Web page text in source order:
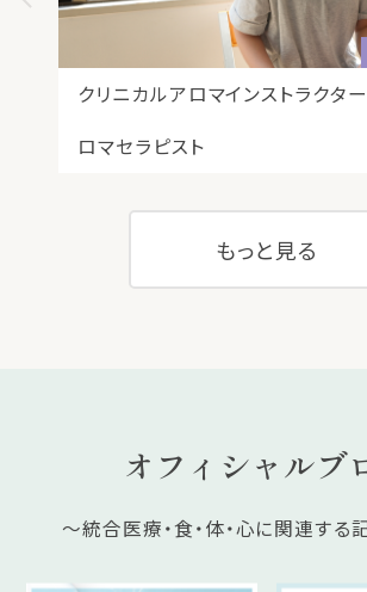
クリニカルアロマインストラクター
ロマセラピスト
もっと見る
オフィシャルブ
～統合医療・食・体・心に関連する